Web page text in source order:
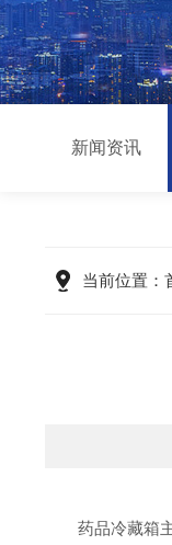
新闻资讯
当前位置：
药品冷藏箱